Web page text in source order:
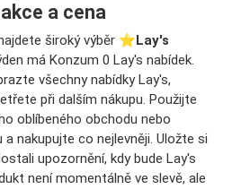
a cena
široký výběr ⭐️Lay's
má Konzum 0 Lay's nabídek.
všechny nabídky Lay's,
při dalším nákupu. Použijte
oblíbeného obchodu nebo
nakupujte co nejlevněji. Uložte si
upozornění, kdy bude Lay's
není momentálně ve slevě, ale